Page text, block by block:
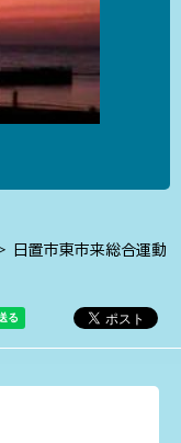
日置市東市来総合運動